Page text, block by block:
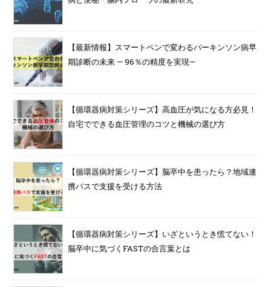
【最新情報】スマートペンで変わるパーキンソン病早
期診断の未来 — 96％の精度を実現—
【循環器病対策シリーズ】高血圧が気になる方必見！
自宅でできる血圧管理のコツと機械の選び方
【循環器病対策シリーズ】脳卒中を患ったら？地域連
携パスで支援を受ける方法
【循環器病対策シリーズ】いざというとき慌てない！
脳卒中に気づくFASTの合言葉とは